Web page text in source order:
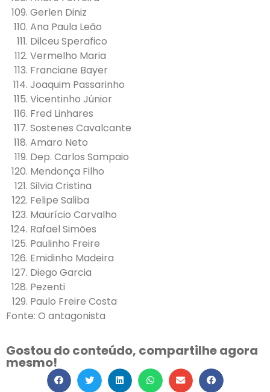
Gerlen Diniz
Ana Paula Leão
Dilceu Sperafico
Vermelho Maria
Franciane Bayer
Joaquim Passarinho
Vicentinho Júnior
Fred Linhares
Sostenes Cavalcante
Amaro Neto
Dep. Carlos Sampaio
Mendonça Filho
Silvia Cristina
Felipe Saliba
Maurício Carvalho
Rafael Simões
Paulinho Freire
Emidinho Madeira
Diego Garcia
Pezenti
Paulo Freire Costa
Fonte: O antagonista
Gostou do conteúdo, compartilhe agora
mesmo!